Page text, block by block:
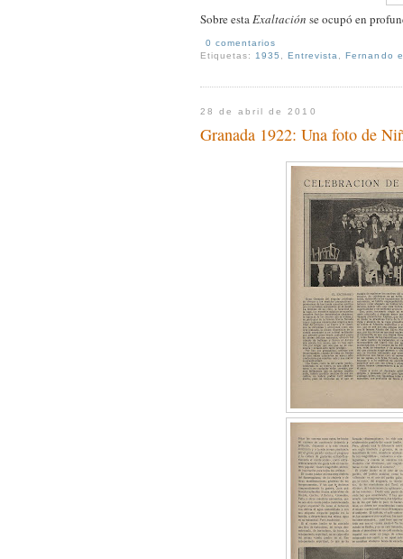
Sobre estaExaltación se ocupó en
0 comentarios
Etiquetas: 1935 ,Entrevista ,Fernando
28 de abril de 2010
Granada 1922: Una foto de